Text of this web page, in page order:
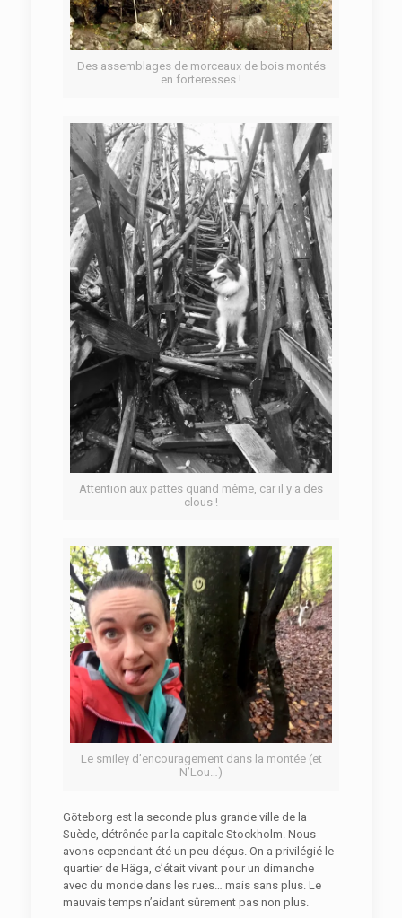
Des assemblages de morceaux de bois montés
en forteresses !
Attention aux pattes quand même, car il y a des
clous !
Le smiley d’encouragement dans la montée (et
N’Lou…)
Göteborg est la seconde plus grande ville de la
Suède, détrônée par la capitale Stockholm. Nous
avons cependant été un peu déçus. On a privilégié le
quartier de Häga, c’était vivant pour un dimanche
avec du monde dans les rues… mais sans plus. Le
mauvais temps n’aidant sûrement pas non plus.